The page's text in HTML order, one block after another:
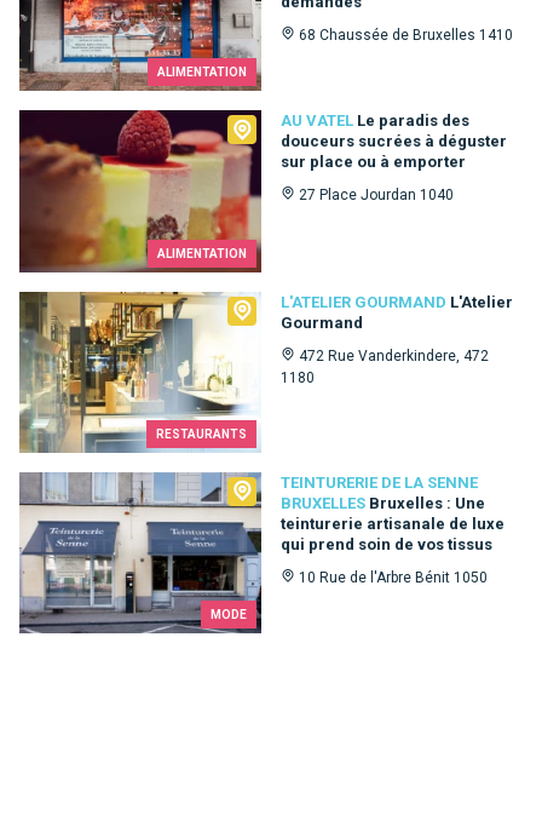
ALIMENTATION
68 Chaussée de Bruxelles 1410
ALIMENTATION
AU VATEL Le paradis des
douceurs sucrées à déguster
sur place ou à emporter
27 Place Jourdan 1040
RESTAURANTS
L'ATELIER GOURMAND L'Atelier
Gourmand
472 Rue Vanderkindere, 472
1180
L'Atelier Gourmand
MODE
TEINTURERIE DE LA SENNE
BRUXELLES Bruxelles : Une
teinturerie artisanale de luxe
qui prend soin de vos tissus
10 Rue de l'Arbre Bénit 1050
Teinturerie de la Senne Bruxelles